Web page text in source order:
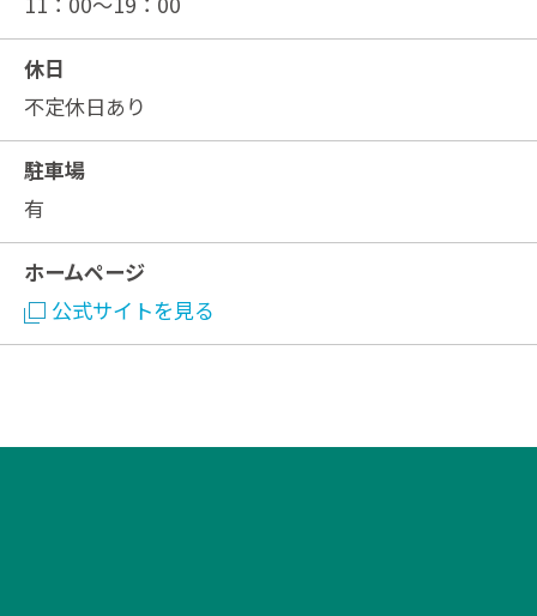
休日
不定休日あり
駐車場
有
ホームページ
公式サイトを見る